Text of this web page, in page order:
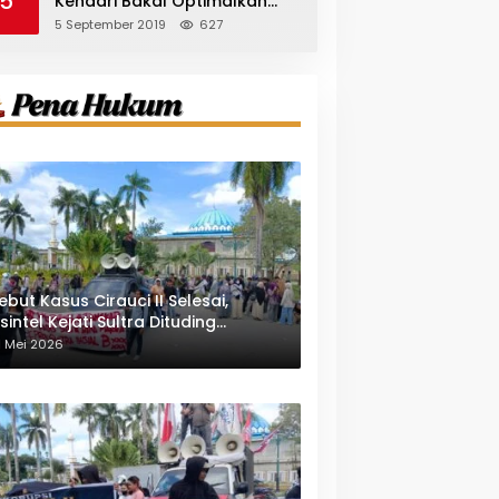
Pangkas Pohon Peneduh
5 September 2019 627
Kasus Cirauci II Selesai,
Kejati Sultra Dituding
Pejabat Berwenang
Mei 2026